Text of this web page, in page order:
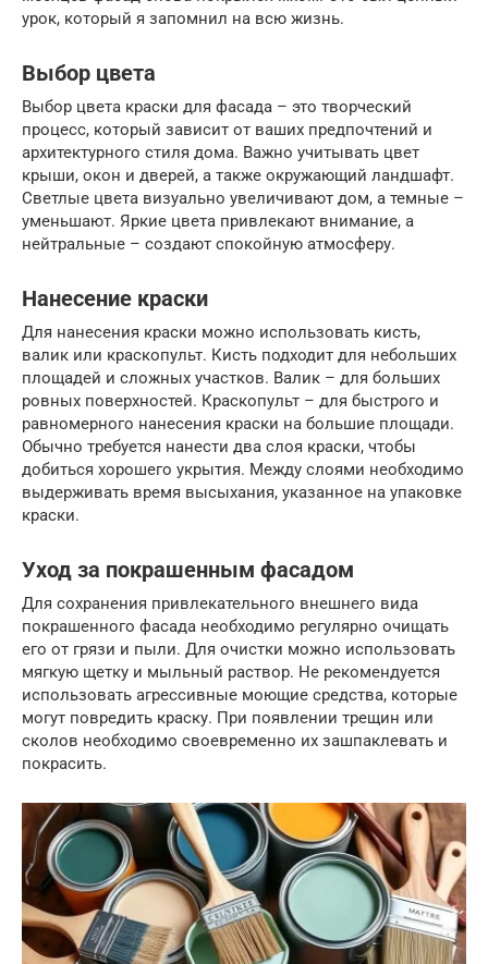
урок, который я запомнил на всю жизнь.
Выбор цвета
Выбор цвета краски для фасада – это творческий
процесс, который зависит от ваших предпочтений и
архитектурного стиля дома. Важно учитывать цвет
крыши, окон и дверей, а также окружающий ландшафт.
Светлые цвета визуально увеличивают дом, а темные –
уменьшают. Яркие цвета привлекают внимание, а
нейтральные – создают спокойную атмосферу.
Нанесение краски
Для нанесения краски можно использовать кисть,
валик или краскопульт. Кисть подходит для небольших
площадей и сложных участков. Валик – для больших
ровных поверхностей. Краскопульт – для быстрого и
равномерного нанесения краски на большие площади.
Обычно требуется нанести два слоя краски, чтобы
добиться хорошего укрытия. Между слоями необходимо
выдерживать время высыхания, указанное на упаковке
краски.
Уход за покрашенным фасадом
Для сохранения привлекательного внешнего вида
покрашенного фасада необходимо регулярно очищать
его от грязи и пыли. Для очистки можно использовать
мягкую щетку и мыльный раствор. Не рекомендуется
использовать агрессивные моющие средства, которые
могут повредить краску. При появлении трещин или
сколов необходимо своевременно их зашпаклевать и
покрасить.